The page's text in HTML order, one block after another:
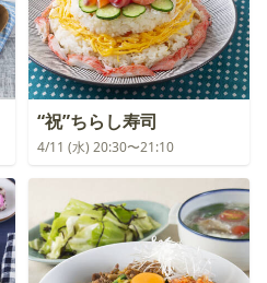
“祝”ちらし寿司
4/11 (水) 20:30〜21:10